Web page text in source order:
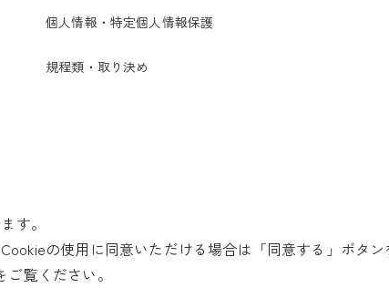
個人情報・特定個人情報保護
規程類・取り決め
©NARITA INTERNATIONAL AIRPORT
す。
の使用に同意いただける場合は「同意する」ボタン
ご覧ください。